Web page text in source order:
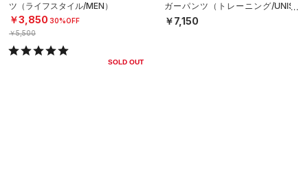
ツ（ライフスタイル/MEN）
￥3,850 30%OFF
￥5,500
SOLD OUT
ガーパンツ（トレーニング/UNISE
X）
￥7,150